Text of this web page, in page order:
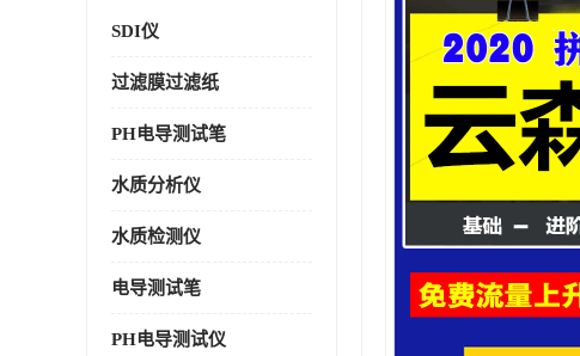
SDI仪
过滤膜过滤纸
PH电导测试笔
水质分析仪
水质检测仪
电导测试笔
PH电导测试仪